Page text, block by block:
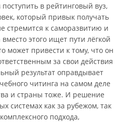
в рейтинговый вуз,
который привык получать
стремится к саморазвитию и
этого ищет пути лёгкой
может привести к тому, что он
за свои действия
результат оправдывает
читинга на самом деле
и страны тоже. И решение
системах как за рубежом, так
подхода,